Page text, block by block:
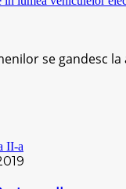
se gandesc